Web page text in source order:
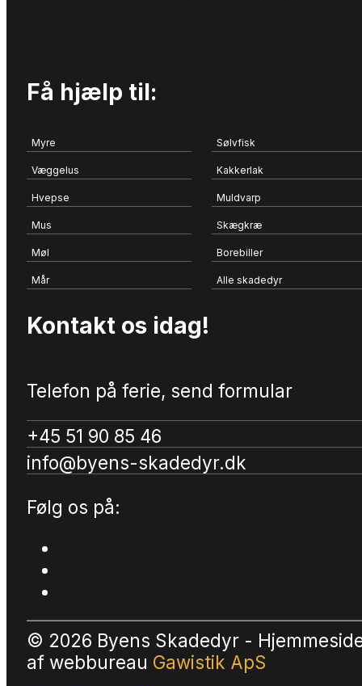
Få hjælp til:
Myre Sølvfisk
Væggelus Kakkerlak
Hvepse Muldvarp
Mus Skægkræ
Møl Borebiller
Mår Alle skadedyr
Kontakt os idag!
Telefon på ferie, send formular
+45 51 90 85 46
info@byens-skadedyr.dk
Følg os på:
© 2026 Byens Skadedyr -
af webbureau Gawistik ApS